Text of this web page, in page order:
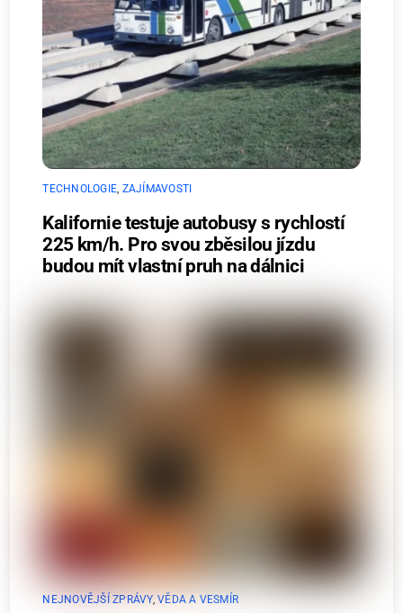
TECHNOLOGIE, ZAJÍMAVOSTI
Kalifornie testuje autobusy s rychlostí
225 km/h. Pro svou zběsilou jízdu
budou mít vlastní pruh na dálnici
NEJNOVĚJŠÍ ZPRÁVY,VĚDA A VESMÍR